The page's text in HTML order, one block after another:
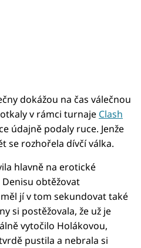
dokážou na čas válečnou
v rámci turnaje Clash
údajně podaly ruce. Jenže
se rozhořela dívčí válka.
hlavně na erotické
Denisu obtěžovat
jí v tom sekundovat také
si postěžovala, že už je
vytočilo Holákovou,
pustila a nebrala si